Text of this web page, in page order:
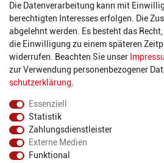
Montag:
Dienstag:
Mittwoch:
Donnerstag:
Freitag:
Samstag:
Die Datenverarbeitung kann mit
berechtigten Interesses erfolgen. Die
abgelehnt werden. Es besteht das
die Einwilligung zu einem späteren
widerrufen. Beachten Sie unser
zur Verwendung personenbezogener
schutz­erklärung
Essenziell
Statistik
Zahlungsdienstleister
Externe Medien
Funktional